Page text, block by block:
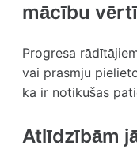
mācību
Progresa
vai prasmju
ka ir notikušas
Atlīdzībām